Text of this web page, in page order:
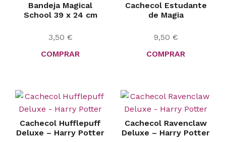
Bandeja Magical
School 39 x 24 cm
3,50 €
COMPRAR
Cachecol Estudante
de Magia
9,50 €
COMPRAR
Cachecol Hufflepuff
Deluxe – Harry Potter
Cachecol Ravenclaw
Deluxe – Harry Potter